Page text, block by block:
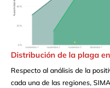
Distribución de la plaga
Respecto al análisis de la
cada una de las regiones,